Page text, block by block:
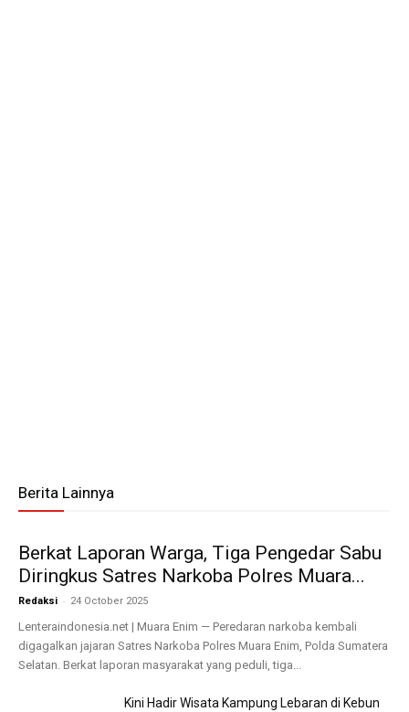
Berita Lainnya
Berkat Laporan Warga, Tiga Pengedar Sabu
Diringkus Satres Narkoba Polres Muara...
Redaksi - 24 October 2025
Lenteraindonesia.net | Muara Enim — Peredaran narkoba kembali
digagalkan jajaran Satres Narkoba Polres Muara Enim, Polda Sumatera
Selatan. Berkat laporan masyarakat yang peduli, tiga...
Kini Hadir Wisata Kampung Lebaran di Kebun